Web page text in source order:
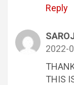
Reply
2022-
THIS